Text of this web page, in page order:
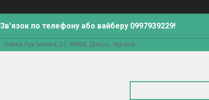
Зв'язок по телефону або вайберу 0997939229!
Левка Лук'яненка, 21, 49005, Дніпро, Україна